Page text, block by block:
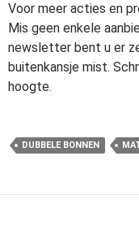
Voor meer acties en
Mis geen enkele
newsletter bent u er
buitenkansje mist.
hoogte.
DUBBELE BONNEN